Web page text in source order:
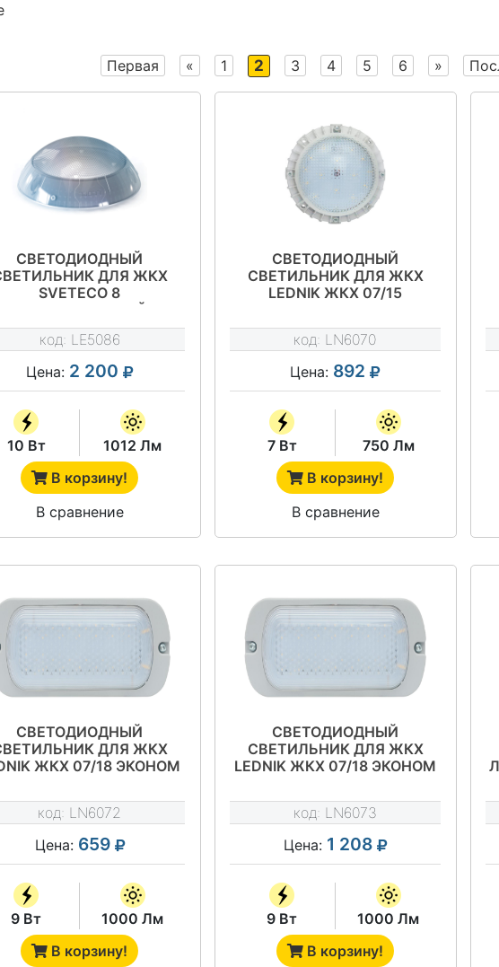
Первая « 1 2 3 4 5 6 »
СВЕТОДИОДНЫЙ
ДЛЯ ЖКХ
SVETECO 8
НИЗКОВОЛЬТНЫЙ
код: LE5086
Цена: 2 200
10 Вт
1012 Лм
В корзину!
В сравнение
СВЕТОДИОДНЫЙ
СВЕТИЛЬНИК ДЛЯ ЖКХ
LEDNIK ЖКХ 07/15
код: LN6070
Цена: 892
7 Вт
750 Лм
В корзину!
В сравнение
СВЕТОДИОДНЫЙ
ДЛЯ ЖКХ
ЖКХ 07/18 ЭКОНОМ
код: LN6072
Цена: 659
9 Вт
1000 Лм
В корзину!
СВЕТОДИОДНЫЙ
СВЕТИЛЬНИК ДЛЯ ЖКХ
LEDNIK ЖКХ 07/18 ЭКОНОМ
код: LN6073
Цена: 1 208
9 Вт
1000 Лм
В корзину!